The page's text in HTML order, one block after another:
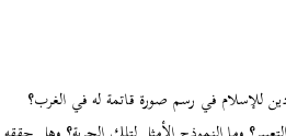
للإسلام في رسم صورة قاتمة له في الغرب؟